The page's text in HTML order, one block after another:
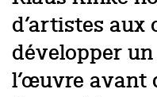
d’artistes
développer
l’œuvre avant